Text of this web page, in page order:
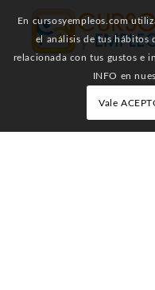
En cursosyempleos.com
el análisis de tus hábitos
relacionada con tus gustos e
INFO en
Vale